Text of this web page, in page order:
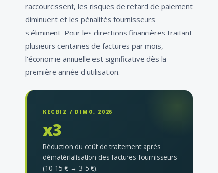
raccourcissent, les risques de retard de paiement
diminuent et les pénalités fournisseurs
s'éliminent. Pour les directions financières traitant
plusieurs centaines de factures par mois,
l'économie annuelle est significative dès la
première année d'utilisation.
KEOBIZ / DIMO, 2026
x3
Réduction du coût de traitement après
dématérialisation des factures fournisseurs
(10-15 € → 3-5 €).